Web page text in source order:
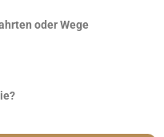
oder Wege